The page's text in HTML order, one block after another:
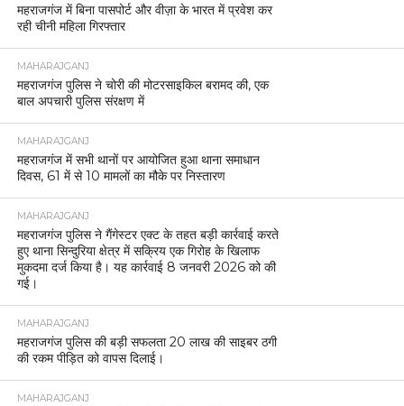
महराजगंज में बिना पासपोर्ट और वीज़ा के भारत में प्रवेश कर
रही चीनी महिला गिरफ्तार
MAHARAJGANJ
महराजगंज पुलिस ने चोरी की मोटरसाइकिल बरामद की, एक
बाल अपचारी पुलिस संरक्षण में
MAHARAJGANJ
महराजगंज में सभी थानों पर आयोजित हुआ थाना समाधान
दिवस, 61 में से 10 मामलों का मौके पर निस्तारण
MAHARAJGANJ
महराजगंज पुलिस ने गैंगेस्टर एक्ट के तहत बड़ी कार्रवाई करते
हुए थाना सिन्दुरिया क्षेत्र में सक्रिय एक गिरोह के खिलाफ
मुकदमा दर्ज किया है। यह कार्रवाई 8 जनवरी 2026 को की
गई।
MAHARAJGANJ
महराजगंज पुलिस की बड़ी सफलता 20 लाख की साइबर ठगी
की रकम पीड़ित को वापस दिलाई।
MAHARAJGANJ